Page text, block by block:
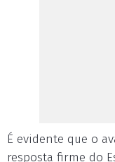
É evidente que o
resposta firme do